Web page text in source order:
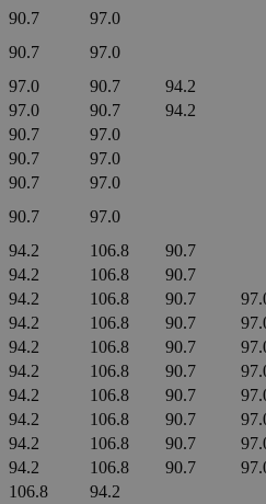
90.7
97.0
90.7
97.0
97.0 90.7
94.2
97.0 90.7
94.2
90.7
97.0
90.7
97.0
90.7
97.0
90.7
97.0
94.2 106.8
90.7
94.2 106.8
90.7
94.2 106.8 90.7
94.2 106.8 90.7
94.2 106.8 90.7
94.2 106.8 90.7
94.2 106.8 90.7
94.2 106.8 90.7
94.2 106.8 90.7
94.2 106.8 90.7
106.8
94.2